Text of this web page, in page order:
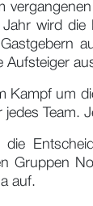
wird
Aufsteiger
Kampf um
Team.
die
Gruppen
auf.